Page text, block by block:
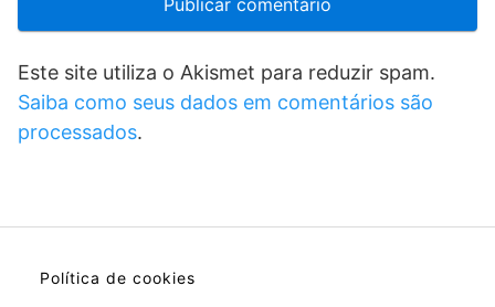
Este site utiliza o Akismet para reduzir spam.
Saiba como seus dados em comentários são
processados.
Política de cookies